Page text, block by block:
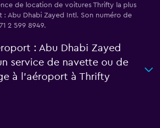
de location de voitures Thrifty la plus
Abu Dhabi Zayed Intl. Son numéro de
2 599 8949.
: Abu Dhabi Zayed
service de navette ou de
à l’aéroport à Thrifty